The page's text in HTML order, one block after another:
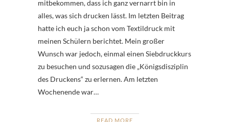
mitbekommen, dass ich ganz vernarrt bin in
alles, was sich drucken lässt. Im letzten Beitrag
hatte ich euch ja schon vom Textildruck mit
meinen Schülern berichtet. Mein großer
Wunsch war jedoch, einmal einen Siebdruckkurs
zu besuchen und sozusagen die „Königsdisziplin
des Druckens“ zu erlernen. Am letzten
Wochenende war…
READ MORE